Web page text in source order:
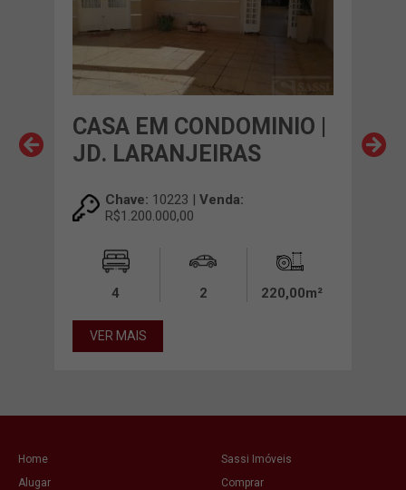
|
CASA EM CONDOMINIO |
JD. LARANJEIRAS
Chave: 10223 | Venda:
R$1.200.000,00
4 2 220,00m²
VER MAIS
Home
Sassi Imóveis
Alugar
Comprar